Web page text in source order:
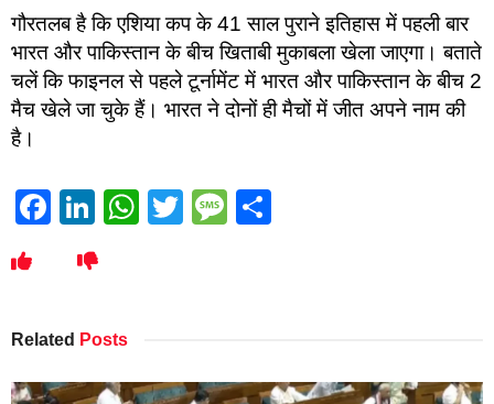
गौरतलब है कि एशिया कप के 41 साल पुराने इतिहास में पहली बार
भारत और पाकिस्तान के बीच खिताबी मुकाबला खेला जाएगा। बताते
चलें कि फाइनल से पहले टूर्नामेंट में भारत और पाकिस्तान के बीच 2
मैच खेले जा चुके हैं। भारत ने दोनों ही मैचों में जीत अपने नाम की
है।
Facebook
LinkedIn
WhatsApp
TwitterMessage
Related Posts